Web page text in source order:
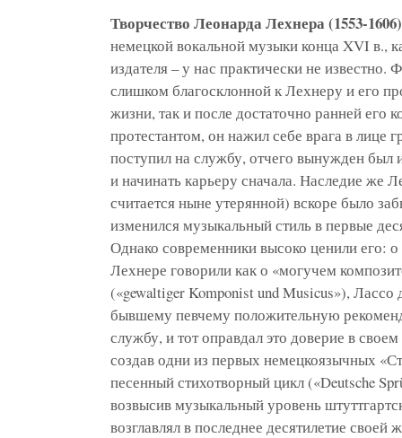
Творчество Леонарда Лехнера (1553-1606)
немецкой вокальной музыки конца XVI в.,
издателя – у нас практически не известно.
слишком благосклонной к Лехнеру и его
жизни, так и после достаточно ранней его
протестантом, он нажил себе врага в лице
поступил на службу, отчего вынужден был
и начинать карьеру сначала. Наследие же
считается ныне утерянной) вскоре было
изменился музыкальный стиль в первые
Однако современники высоко ценили его:
Лехнере говорили как о «могучем
(«gewaltiger Komponist und Musicus»),
бывшему певчему положительную
службу, и тот оправдал это доверие в
создав одни из первых немецкоязычных
песенный стихотворный цикл («Deutsche
возвысив музыкальный уровень
возглавлял в последнее десятилетие своей